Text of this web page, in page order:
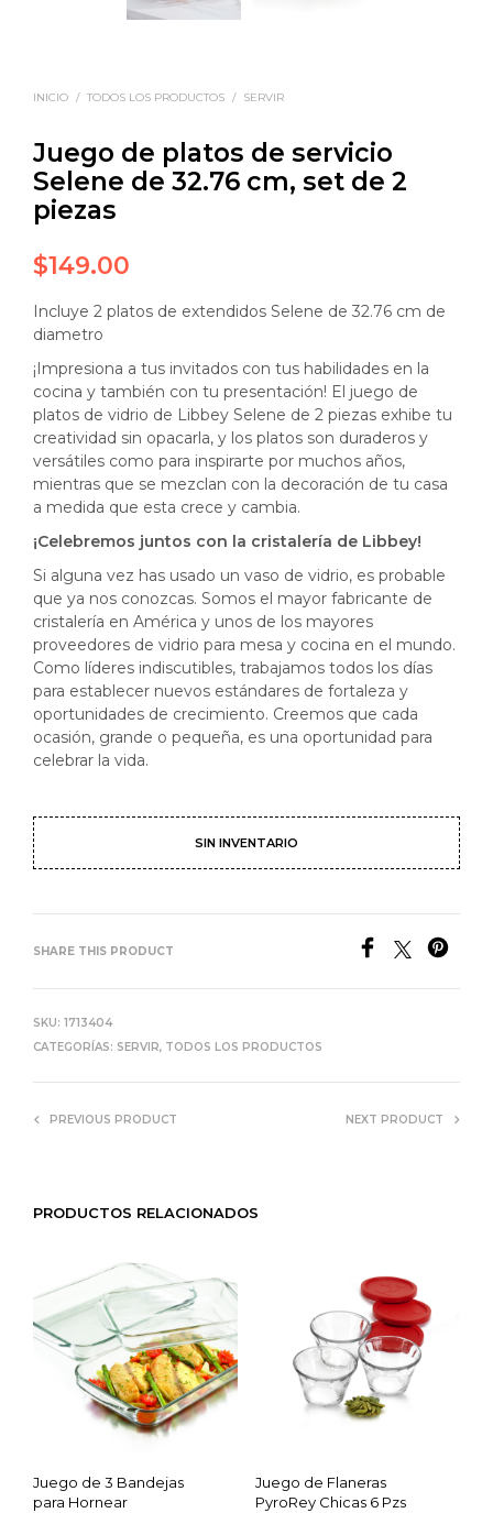
INICIO / TODOS LOS PRODUCTOS / SERVIR
Juego de platos de servicio
Selene de 32.76 cm, set de 2
piezas
$149.00
Incluye 2 platos de extendidos Selene de 32.76 cm de
diametro
¡Impresiona a tus invitados con tus habilidades en la
cocina y también con tu presentación! El juego de
platos de vidrio de Libbey Selene de 2 piezas exhibe tu
creatividad sin opacarla, y los platos son duraderos y
versátiles como para inspirarte por muchos años,
mientras que se mezclan con la decoración de tu casa
a medida que esta crece y cambia.
¡Celebremos juntos con la cristalería de Libbey!
Si alguna vez has usado un vaso de vidrio, es probable
que ya nos conozcas. Somos el mayor fabricante de
cristalería en América y unos de los mayores
proveedores de vidrio para mesa y cocina en el mundo.
Como líderes indiscutibles, trabajamos todos los días
para establecer nuevos estándares de fortaleza y
oportunidades de crecimiento. Creemos que cada
ocasión, grande o pequeña, es una oportunidad para
celebrar la vida.
SIN INVENTARIO
SHARE THIS PRODUCT
SKU: 1713404
CATEGORÍAS: SERVIR, TODOS LOS PRODUCTOS
PREVIOUS PRODUCT NEXT PRODUCT
PRODUCTOS RELACIONADOS
Juego de 3 Bandejas
para Hornear
Juego de Flaneras
PyroRey Chicas 6 Pzs